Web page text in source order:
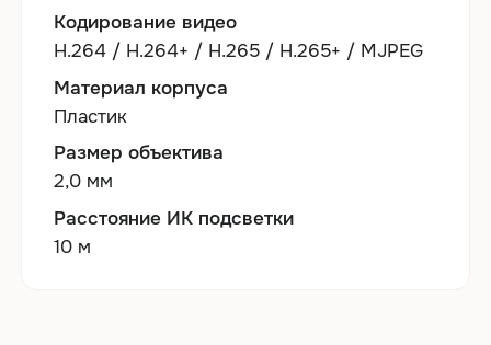
Кодирование видео
H.264 / H.264+ / H.265 / H.265+ / MJPEG
Материал корпуса
Пластик
Размер объектива
2,0 мм
Расстояние ИК подсветки
10 м